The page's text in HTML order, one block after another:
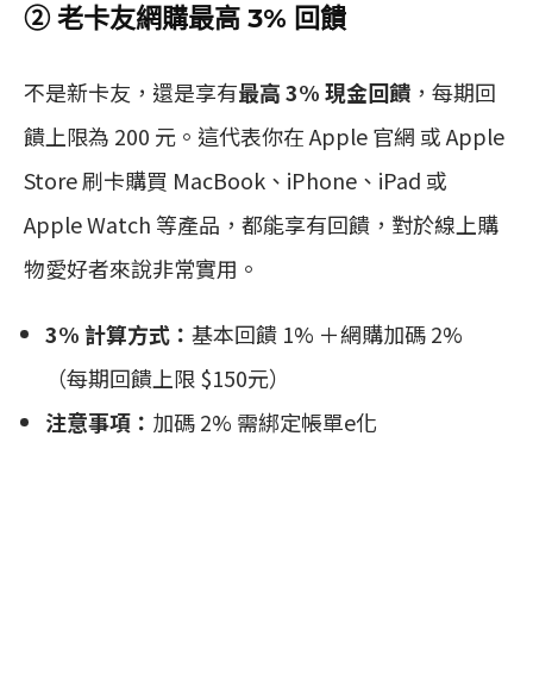
② 老卡友網購最高 3% 回饋
不是新卡友，還是享有最高 3% 現金回饋 ，每期回
饋上限為 200 元。這代表你在 Apple 官網 或 Apple
Store 刷卡購買 MacBook、iPhone、iPad 或
Apple Watch 等產品，都能享有回饋，對於線上購
物愛好者來說非常實用。
3% 計算方式： 基本回饋 1% ＋網購加碼 2%
（每期回饋上限 $150元）
注意事項： 加碼 2% 需綁定帳單e化